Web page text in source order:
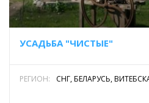
УСАДЬБА "ЧИСТЫЕ"
РЕГИОН: СНГ, БЕЛАРУСЬ,